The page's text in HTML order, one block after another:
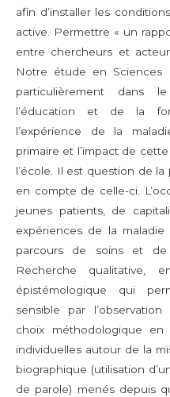
afin d’installer les
active. Permettre « un
entre chercheurs et
Notre étude en Sciences
particulièrement dans
l’éducation et de la
l’expérience de la
primaire et l’impact de
l’école. Il est question de
en compte de celle-ci.
jeunes patients, de
expériences de la
parcours de soins et de
Recherche qualitative,
épistémologique qui
sensible par
choix méthodologique
individuelles autour de la
biographique (utilisation
de parole) menés depuis